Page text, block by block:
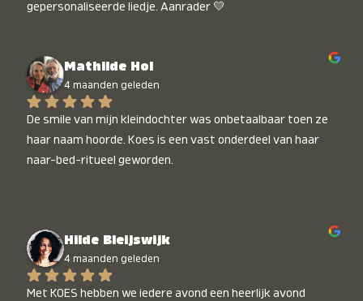
gepersonaliseerde liedje. Aanrader 💛
Mathilde Hol
4 maanden geleden
De smile van mijn kleindochter was onbetaalbaar toen ze
haar naam hoorde. Koes is een vast onderdeel van haar
naar-bed-ritueel geworden.
Hilde Bleijswijk
4 maanden geleden
Met KOES hebben we iedere avond een heerlijk avond